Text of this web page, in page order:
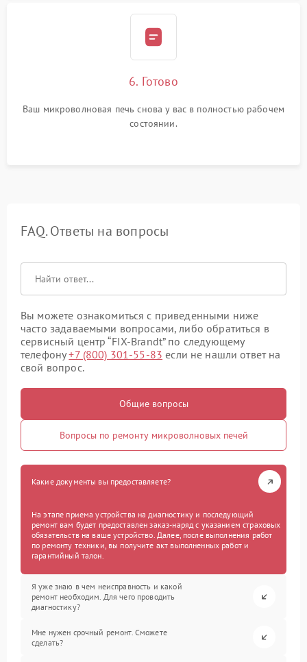
6. Готово
Ваш микроволновая печь снова у вас в полностью рабочем
состоянии.
FAQ. Ответы на вопросы
Вы можете ознакомиться с приведенными ниже
часто задаваемыми вопросами, либо обратиться в
сервисный центр “FIX-Brandt” по следующему
телефону+7 (800) 301-55-83 если не нашли ответ на
свой вопрос.
Общие вопросы
Вопросы по ремонту микроволновых печей
Какие документы вы предоставляете?
На этапе приема устройства на диагностику и последующий
ремонт вам будет предоставлен заказ-наряд с указанием страховых
обязательств на ваше устройство. Далее, после выполнения работ
по ремонту техники, вы получите акт выполненных работ и
гарантийный талон.
Я уже знаю в чем неисправность и какой
ремонт необходим. Для чего проводить
диагностику?
Мне нужен срочный ремонт. Сможете
сделать?